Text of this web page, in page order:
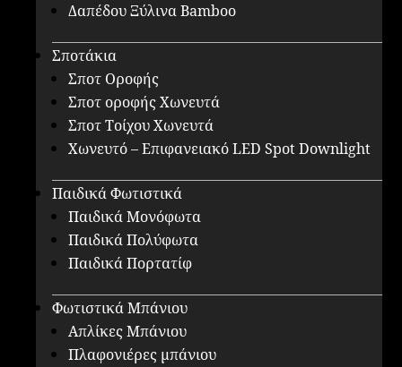
Δαπέδου Ξύλινα Bamboo
Σποτάκια
Σποτ Οροφής
Σποτ οροφής Χωνευτά
Σποτ Τοίχου Χωνευτά
Χωνευτό – Επιφανειακό LED Spot Downlight
Παιδικά Φωτιστικά
Παιδικά Μονόφωτα
Παιδικά Πολύφωτα
Παιδικά Πορτατίφ
Φωτιστικά Μπάνιου
Απλίκες Μπάνιου
Πλαφονιέρες μπάνιου